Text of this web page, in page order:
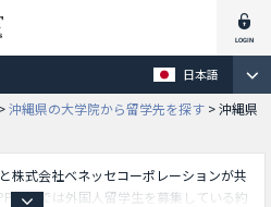
日本語
>沖縄県の大学院から留学先を探す >沖縄県
株式会社ベネッセコーポレーションが共
では外国人留学生を募集している約